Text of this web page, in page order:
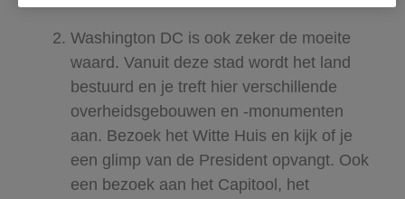
Washington DC is ook zeker de moeite
waard. Vanuit deze stad wordt het land
bestuurd en je treft hier verschillende
overheidsgebouwen en -monumenten
aan. Bezoek het Witte Huis en kijk of je
een glimp van de President opvangt. Ook
een bezoek aan het Capitool, het